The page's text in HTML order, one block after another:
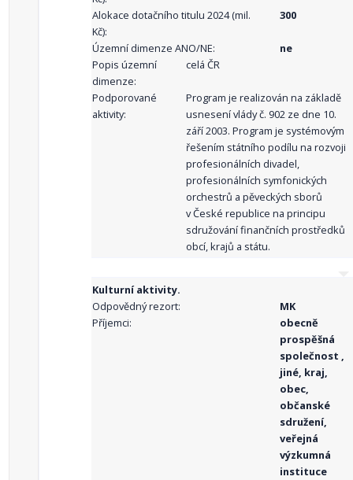
Alokace dotačního titulu 2024 (mil.
Kč):
300
Územní dimenze ANO/NE:
ne
Popis územní
dimenze:
celá ČR
Podporované
aktivity:
Program je realizován na základě
usnesení vlády č. 902 ze dne 10.
září 2003. Program je systémovým
řešením státního podílu na rozvoji
profesionálních divadel,
profesionálních symfonických
orchestrů a pěveckých sborů
v České republice na principu
sdružování finančních prostředků
obcí, krajů a státu.
Kulturní aktivity.
Odpovědný rezort:
MK
Příjemci:
obecně
prospěšná
společnost ,
jiné, kraj,
obec,
občanské
sdružení,
veřejná
výzkumná
instituce